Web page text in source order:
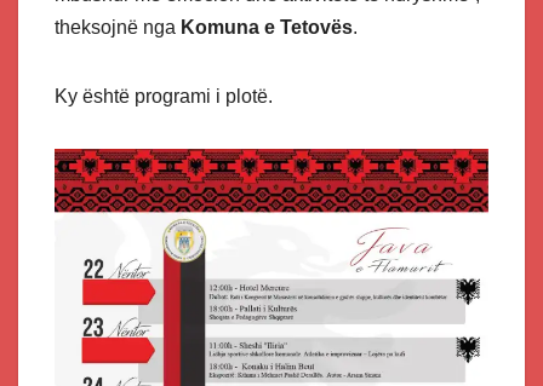
theksojnë nga Komuna e Tetovës.
Ky është programi i plotë.